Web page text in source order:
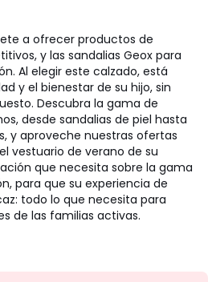
a ofrecer productos de
y las sandalias Geox para
Al elegir este calzado, está
y el bienestar de su hijo, sin
Descubra la gama de
desde sandalias de piel hasta
y aproveche nuestras ofertas
vestuario de verano de su
que necesita sobre la gama
para que su experiencia de
todo lo que necesita para
de las familias activas.